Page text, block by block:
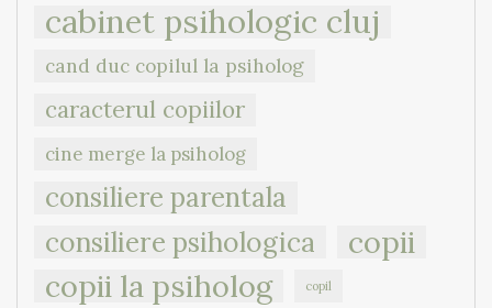
cabinet psihologic cluj
cand duc copilul la psiholog
caracterul copiilor
cine merge la psiholog
consiliere parentala
consiliere psihologica copii
copii la psiholog copil